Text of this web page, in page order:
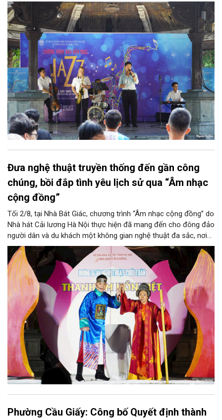
điệu jazz kinh điển của thế giới lần lượt cất lên qua phần biểu
diễn của NSƯT Quyền Văn Minh và các nghệ sĩ Bình Minh Jazz
Club, mở ra một không gian âm nhạc giàu cảm xúc ngay giữa
trung tâm Thủ đô.
Đưa nghệ thuật truyền thống đến gần công
chúng, bồi đắp tình yêu lịch sử qua “Âm nhạc
cộng đồng”
Tối 2/8, tại Nhà Bát Giác, chương trình “Âm nhạc cộng đồng” do
Nhà hát Cải lương Hà Nội thực hiện đã mang đến cho đông đảo
người dân và du khách một không gian nghệ thuật đa sắc, nơi
những làn điệu cải lương, ca cổ, tân cổ và các tiết mục múa
hòa quyện trong không gian của phố đi bộ hồ Hoàn Kiếm. Đặc
biệt, chương trình có sự giao lưu của các nghệ sĩ đến từ
phương Nam, góp phần tạo nên cuộc gặp gỡ nghệ thuật giàu
cảm xúc.
Phường Cầu Giấy: Công bố Quyết định thành